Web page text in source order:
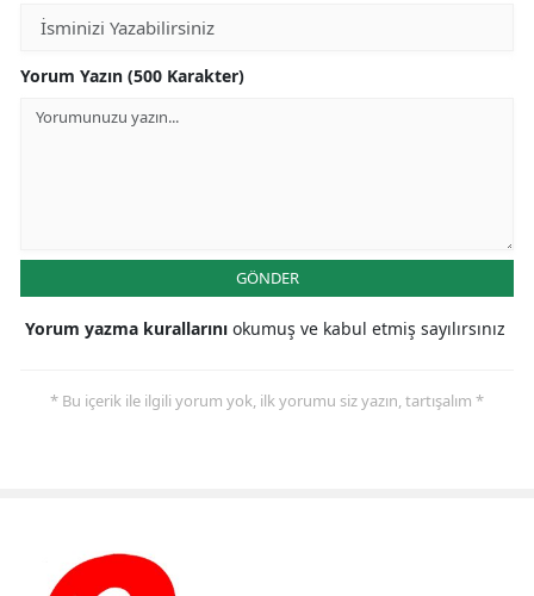
Yorum Yazın (500 Karakter)
GÖNDER
Yorum yazma kurallarını okumuş ve kabul etmiş sayılırsınız
* Bu içerik ile ilgili yorum yok, ilk yorumu siz yazın, tartışalım *